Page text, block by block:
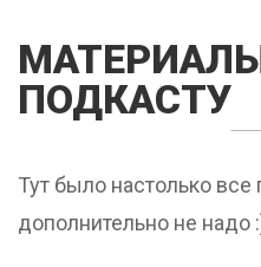
ПОДКАСТУ
Тут было настолько все
дополнительно не надо